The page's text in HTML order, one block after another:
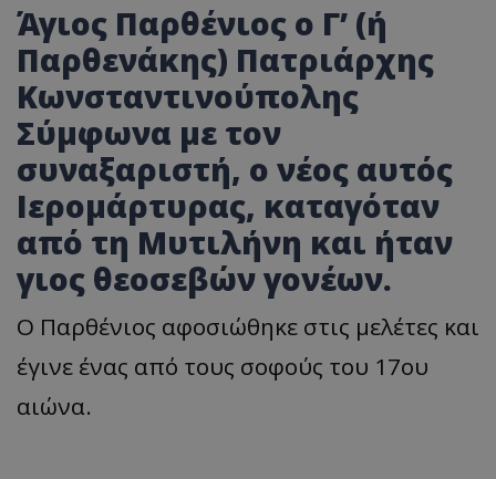
Άγιος Παρθένιος ο Γ’ (ή
Παρθενάκης) Πατριάρχης
Κωνσταντινούπολης
Σύμφωνα με τον
συναξαριστή, ο νέος αυτός
Ιερομάρτυρας, καταγόταν
από τη Μυτιλήνη και ήταν
γιος θεοσεβών γονέων.
Ο Παρθένιος αφοσιώθηκε στις μελέτες και
έγινε ένας από τους σοφούς του 17ου
αιώνα.